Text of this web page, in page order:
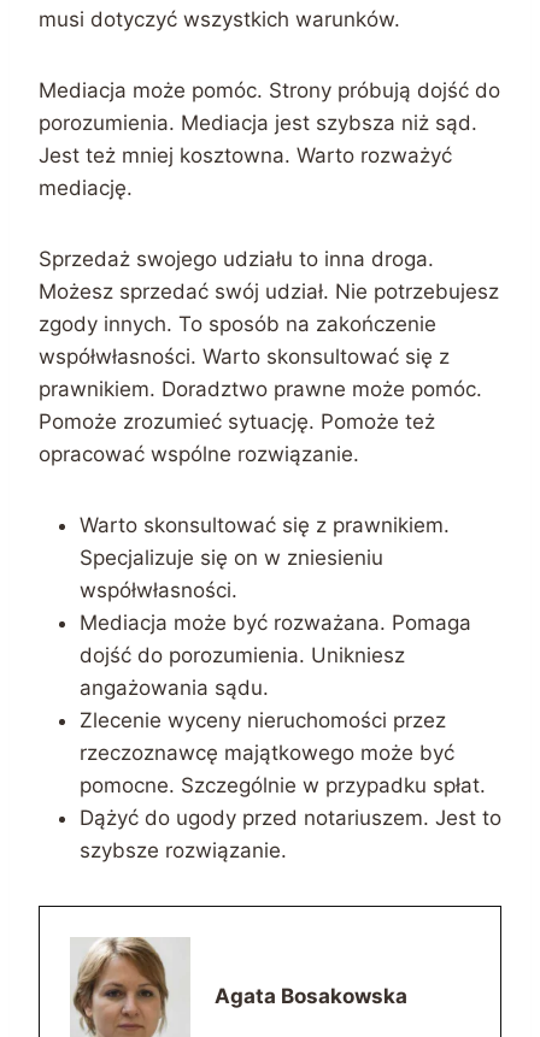
musi dotyczyć wszystkich warunków.
Mediacja może pomóc. Strony próbują dojść do
porozumienia. Mediacja jest szybsza niż sąd.
Jest też mniej kosztowna. Warto rozważyć
mediację.
Sprzedaż swojego udziału to inna droga.
Możesz sprzedać swój udział. Nie potrzebujesz
zgody innych. To sposób na zakończenie
współwłasności. Warto skonsultować się z
prawnikiem. Doradztwo prawne może pomóc.
Pomoże zrozumieć sytuację. Pomoże też
opracować wspólne rozwiązanie.
Warto skonsultować się z prawnikiem.
Specjalizuje się on w zniesieniu
współwłasności.
Mediacja może być rozważana. Pomaga
dojść do porozumienia. Unikniesz
angażowania sądu.
Zlecenie wyceny nieruchomości przez
rzeczoznawcę majątkowego może być
pomocne. Szczególnie w przypadku spłat.
Dążyć do ugody przed notariuszem. Jest to
szybsze rozwiązanie.
Agata Bosakowska